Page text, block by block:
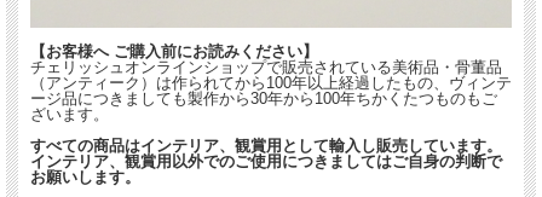
【お客様へ ご購入前にお読みください】
チェリッシュオンラインショップで販売されている美術品・骨董品
（アンティーク）は作られてから100年以上経過したもの、ヴィンテ
ージ品につきましても製作から30年から100年ちかくたつものもご
ざいます。
すべての商品はインテリア、観賞用として輸入し販売しています。
インテリア、観賞用以外でのご使用につきましてはご自身の判断で
お願いします。